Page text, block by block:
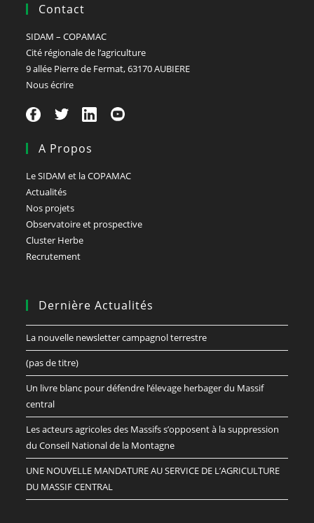
Contact
SIDAM – COPAMAC
Cité régionale de l’agriculture
9 allée Pierre de Fermat, 63170 AUBIERE
Nous écrire
A Propos
Le SIDAM et la COPAMAC
Actualités
Nos projets
Observatoire et prospective
Cluster Herbe
Recrutement
Dernière Actualités
La nouvelle newsletter campagnol terrestre
(pas de titre)
Un livre blanc pour défendre l’élevage herbager du Massif
central
Les acteurs agricoles des Massifs s’opposent à la suppression
du Conseil National de la Montagne
UNE NOUVELLE MANDATURE AU SERVICE DE L’AGRICULTURE
DU MASSIF CENTRAL